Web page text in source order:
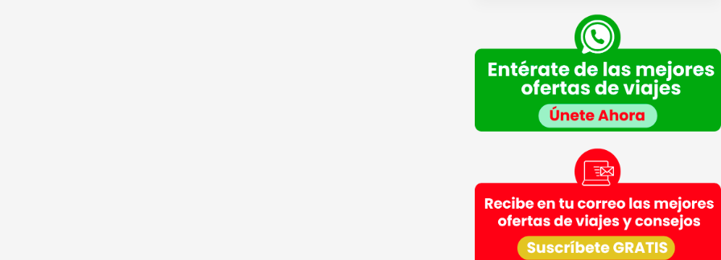
Finalidad de la recogida y tratamiento de los datos
: Dar respuesta a la consulta planteada.
: Consentimiento del interesado.
Destinatarios: Plataforma de Mail marketing-
Empresas del grupo CEA.
Información adicional: En laPolítica de Privacidad
VIAJESCEA encontrarás información adicional sobre la
parte de VIAJESCEA, incluida información sobre acceso,
conservación, rectificación, eliminación, seguridad y
otros temas.